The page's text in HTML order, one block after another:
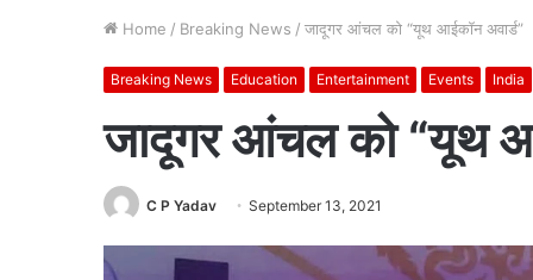
Home / Breaking News / जादूगर आंचल को “यूथ आईकॉन अवार्ड”
Breaking News Education Entertainment Events India
जादूगर आंचल को “यूथ
C P Yadav September 13, 2021